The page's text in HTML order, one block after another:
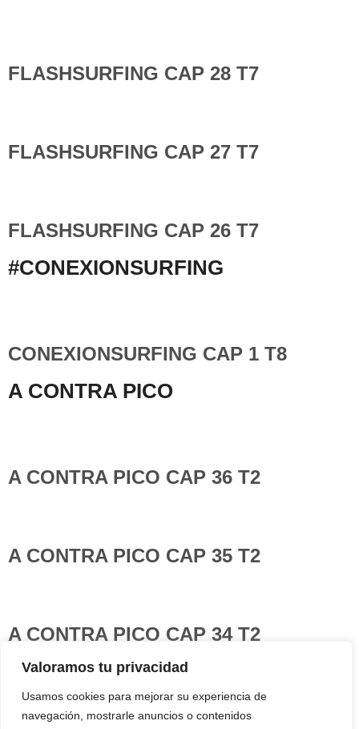
Valoramos tu privacidad
Usamos cookies para mejorar su experiencia de
navegación, mostrarle anuncios o contenidos
FLASHSURFING CAP 28 T7
FLASHSURFING CAP 27 T7
FLASHSURFING CAP 26 T7
#CONEXIONSURFING
CONEXIONSURFING CAP 1 T8
A CONTRA PICO
A CONTRA PICO CAP 36 T2
A CONTRA PICO CAP 35 T2
A CONTRA PICO CAP 34 T2
CONTACTO